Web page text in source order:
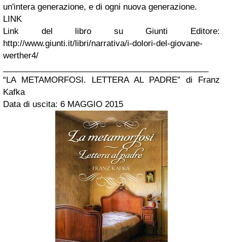
un'intera generazione, e di ogni nuova generazione.
LINK
Link del libro su Giunti Editore:
http://www.giunti.it/libri/narrativa/i-dolori-del-giovane-
werther4/
“LA METAMORFOSI. LETTERA AL PADRE” di Franz
Kafka
Data di uscita: 6 MAGGIO 2015